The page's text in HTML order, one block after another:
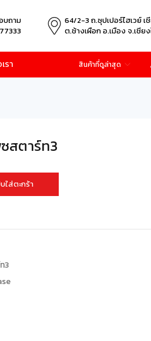
ถาม
64/2-3 ถ.ซุปเปอร์ไฮเวย์ เ
ต.ช้างเผือก อ.เมือง จ.เชีย
รา สินค้าที่ดูล่าสุด
สตาร์ท3
ใส่ตะกร้า
3